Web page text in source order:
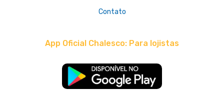
Contato
App Oficial Chalesco: Para lojistas